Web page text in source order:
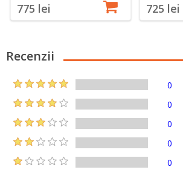
775 lei 725 lei
Recenzii
0
0
0
0
0